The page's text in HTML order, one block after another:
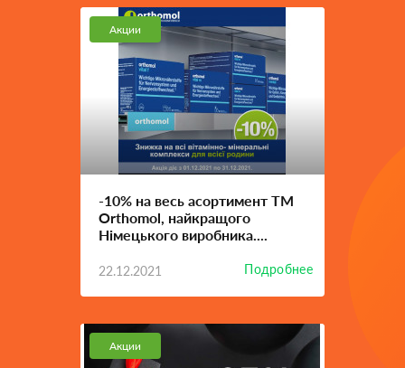
Акции
-10% на весь асортимент ТМ
Orthomol, найкращого
Німецького виробника....
22.12.2021 Подробнее
Акции